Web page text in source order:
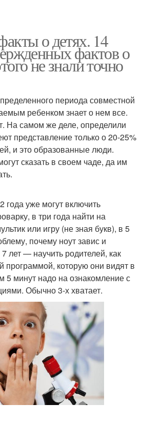
о детях. 14
фактов о
не знали точно
периода совместной
ребенком знает о нем все.
На самом же деле, определили
представление только о 20-25%
и это образованные люди.
сказать в своем чаде, да им
уже могут включить
в три года найти на
или игру (не зная букв), в 5
почему ноут завис и
лет — научить родителей, как
программой, которую они видят в
5 минут надо на ознакомление с
Обычно 3-х хватает.